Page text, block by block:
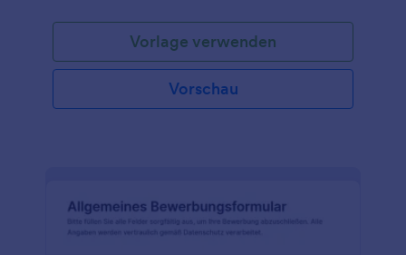
Vorlage verwenden
Vorschau